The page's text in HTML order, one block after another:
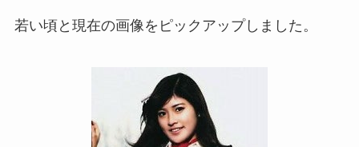
若い頃と現在の画像をピックアップしました。